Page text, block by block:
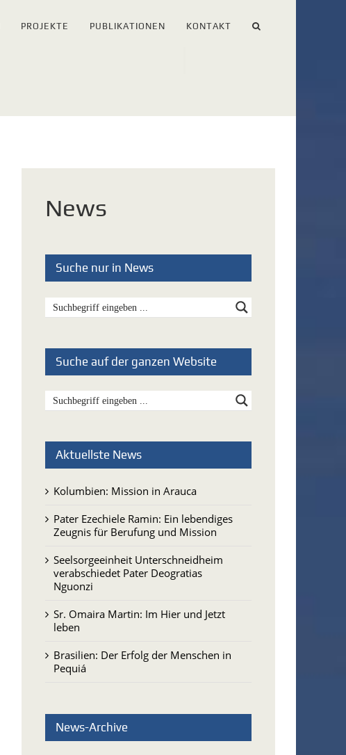
PROJEKTE PUBLIKATIONEN KONTAKT
News
Suche nur in News
Suche auf der ganzen Website
Aktuellste News
Kolumbien: Mission in Arauca
Pater Ezechiele Ramin: Ein lebendiges
Zeugnis für Berufung und Mission
Seelsorgeeinheit Unterschneidheim
verabschiedet Pater Deogratias
Nguonzi
Sr. Omaira Martin: Im Hier und Jetzt
leben
Brasilien: Der Erfolg der Menschen in
Pequiá
News-Archive